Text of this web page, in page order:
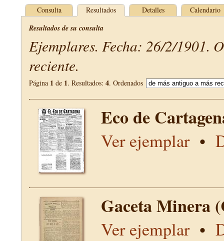
Consulta Resultados Detalles Calendario
Resultados de su consulta
Ejemplares. Fecha: 26/2/1901.
reciente.
Página 1 de 1. Resultados: 4. Ordenados
Eco de
Ver ejemplar•
Gaceta Minera
Ver ejemplar•